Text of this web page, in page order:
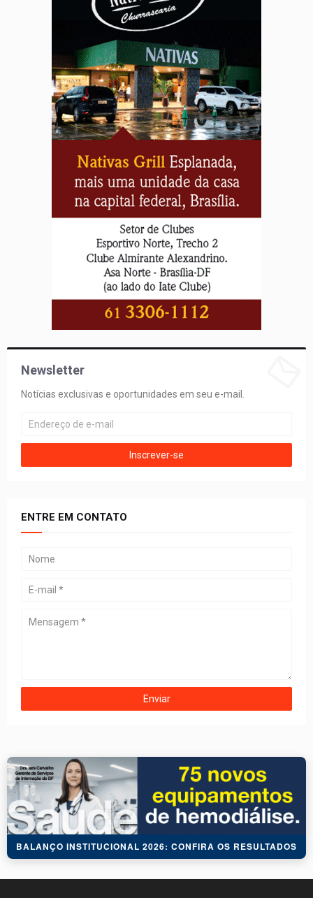
Newsletter
Notícias exclusivas e oportunidades em seu e-mail.
ENTRE EM CONTATO
BALANÇO INSTITUCIONAL 2026: CONFIRA OS RESULTADOS